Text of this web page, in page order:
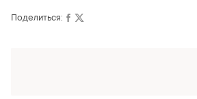
Поделиться: